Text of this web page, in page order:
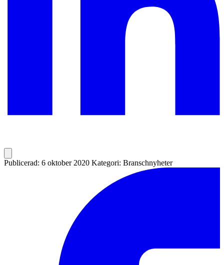
Publicerad: 6 oktober 2020 Kategori: Branschnyheter